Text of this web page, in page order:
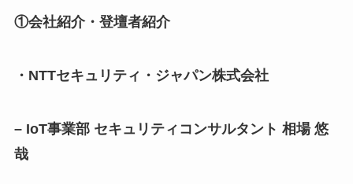
①会社紹介・登壇者紹介
・NTTセキュリティ・ジャパン株式会社
– IoT事業部 セキュリティコンサルタント 相場 悠
哉